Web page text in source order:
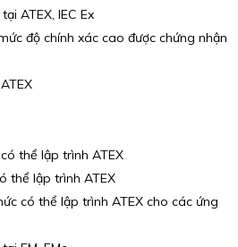
ATEX, IEC Ex
độ chính xác cao được chứng nhận
thể lập trình ATEX
thể lập trình ATEX
có thể lập trình ATEX cho các ứng